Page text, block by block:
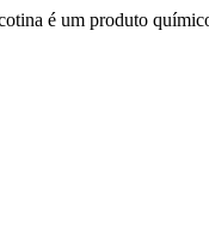
é um produto